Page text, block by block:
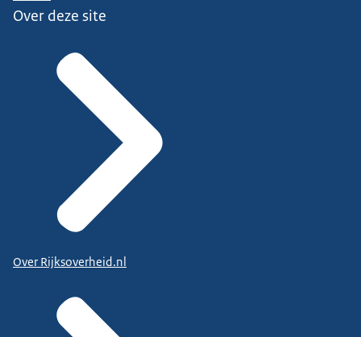
Over deze site
Over Rijksoverheid.nl